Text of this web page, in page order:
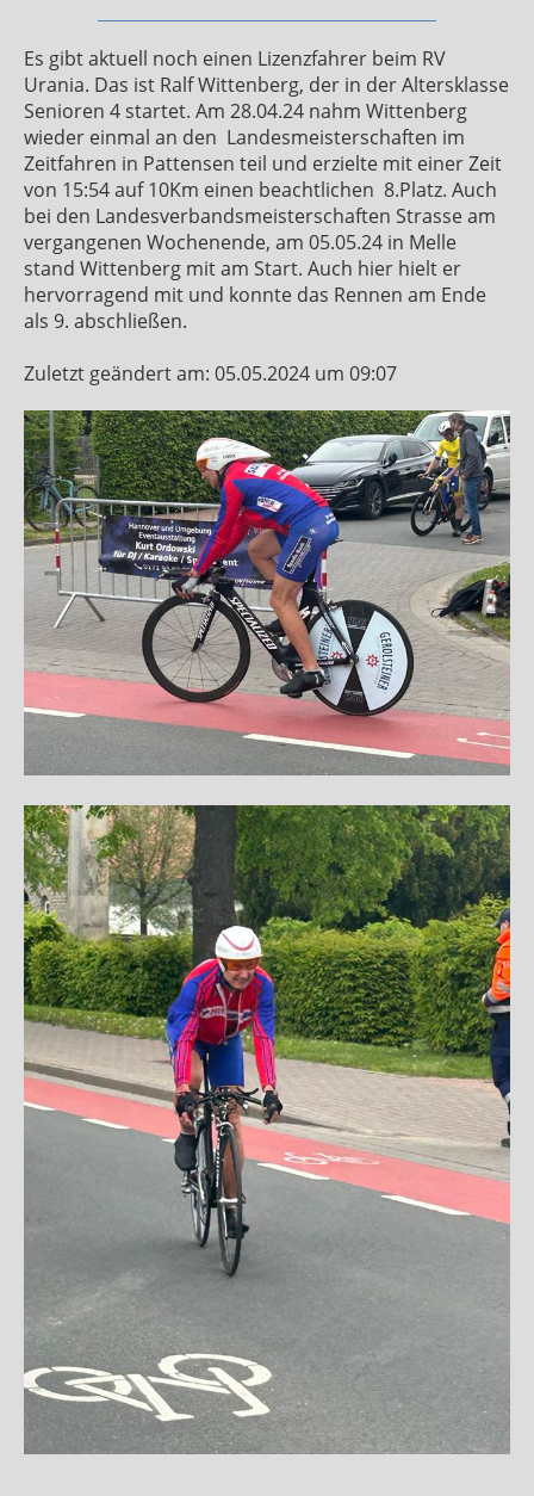
Es gibt aktuell noch einen Lizenzfahrer beim RV
Urania. Das ist Ralf Wittenberg, der in der Altersklasse
Senioren 4 startet. Am 28.04.24 nahm Wittenberg
wieder einmal an den Landesmeisterschaften im
Zeitfahren in Pattensen teil und erzielte mit einer Zeit
von 15:54 auf 10Km einen beachtlichen 8.Platz. Auch
bei den Landesverbandsmeisterschaften Strasse am
vergangenen Wochenende, am 05.05.24 in Melle
stand Wittenberg mit am Start. Auch hier hielt er
hervorragend mit und konnte das Rennen am Ende
als 9. abschließen.
Zuletzt geändert am: 05.05.2024 um 09:07